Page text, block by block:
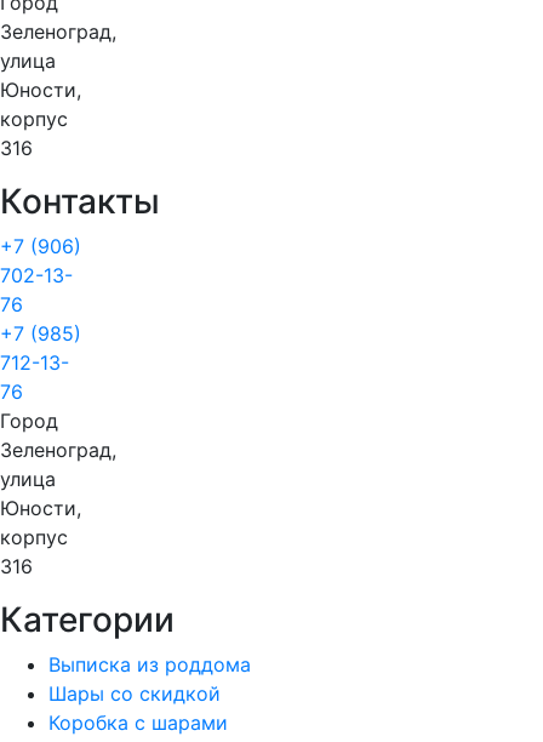
Зеленоград,
улица
Юности,
корпус
316
Контакты
+7 (906)
702-13-
76
+7 (985)
712-13-
76
Город
Зеленоград,
улица
Юности,
корпус
316
Категории
Выписка из роддома
Шары со скидкой
Коробка с шарами